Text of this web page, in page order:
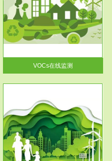
VOCs在线监测